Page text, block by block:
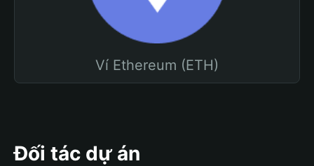
Ví Ethereum (ETH)
Đối tác dự án